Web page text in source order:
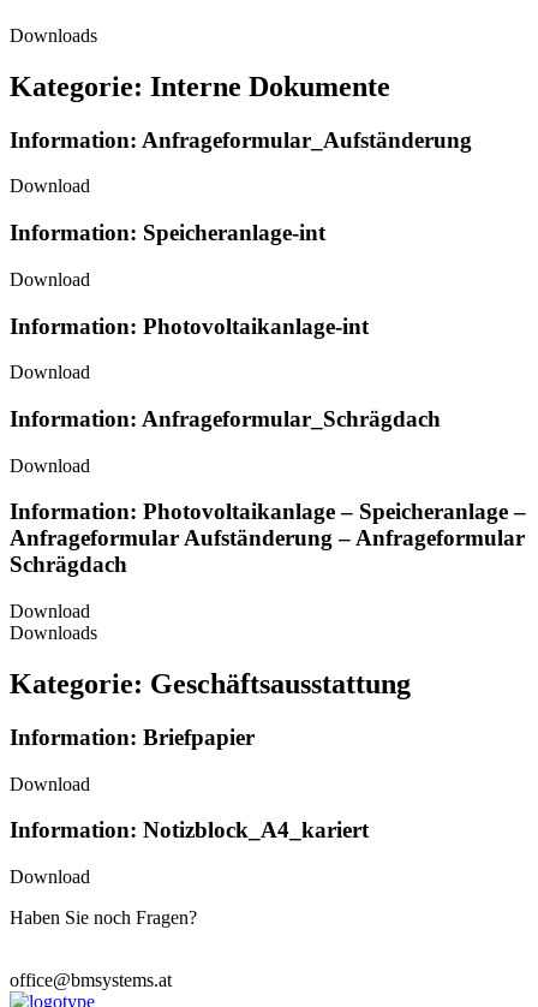
Downloads
Kategorie: Interne Dokumente
Information: Anfrageformular_Aufständerung
Download
Information: Speicheranlage-int
Download
Information: Photovoltaikanlage-int
Download
Information: Anfrageformular_Schrägdach
Download
Information: Photovoltaikanlage – Speicheranlage –
Anfrageformular Aufständerung – Anfrageformular
Schrägdach
Download
Downloads
Kategorie: Geschäftsausstattung
Information: Briefpapier
Download
Information: Notizblock_A4_kariert
Download
Haben Sie noch Fragen?
office@bmsystems.at